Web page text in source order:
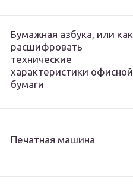
Бумажная азбука, или как
расшифровать
технические
характеристики офисной
бумаги
Печатная машина